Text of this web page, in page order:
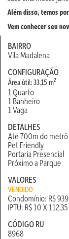
Além disso, temos
Vem conhecer seu
BAIRRO
Vila Madalena
CONFIGURAÇÃO
Área útil: 33,15 m2
1 Quarto
1 Banheiro
1 Vaga
DETALHES
Até 700m do metrô
Pet Friendly
Portaria Presencial
Próximo a Parque
VALORES
VENDIDO
Condomínio: R$
IPTU: R$ 10 X 112,35
CÓDIGO RU
8968